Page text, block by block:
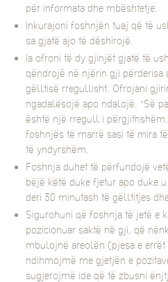
për informata dhe mbështetje.
Inkurajoni foshnjën tuaj që të
sa gjatë ajo të dëshirojë.
Ia ofroni të dy gjinjët gjatë të
qëndrojë në njërin gji përderisa
gëlltisë rregullisht. Ofrojani
ngadalësojë apo ndalojë. “Së
është një rregull i
foshnjës të marrë sasi të mira
të yndyrshëm.
Foshnja duhet të përfundojë
bëjë këtë duke fjetur apo duke
deri 30 minutash të gëlltitjes
Sigurohuni që foshnja të jetë e
pozicionuar saktë në gji, që
mbulojnë areolën (pjesa e errët
ndihmojmë me gjetjën e
sugjerojmë ide që të zbusni